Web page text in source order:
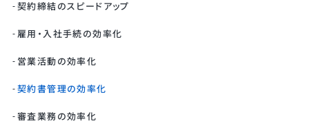
契約締結のスピードアップ
雇用・入社手続の効率化
営業活動の効率化
契約書管理の効率化
審査業務の効率化